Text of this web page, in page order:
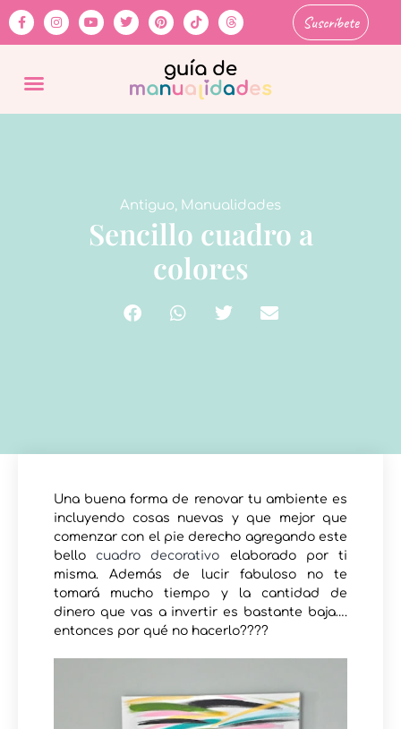
Suscríbete
Antiguo, Manualidades
Sencillo cuadro a
colores
Una buena forma de renovar tu ambiente es
incluyendo cosas nuevas y que mejor que
comenzar con el pie derecho agregando este
bello cuadro decorativo elaborado por ti
misma. Además de lucir fabuloso no te
tomará mucho tiempo y la cantidad de
dinero que vas a invertir es bastante baja….
entonces por qué no hacerlo????